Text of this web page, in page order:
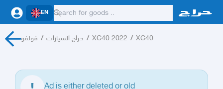
EN
فولفو / حراج السيارات / XC40 2022 / XC40
Ad is either deleted or old